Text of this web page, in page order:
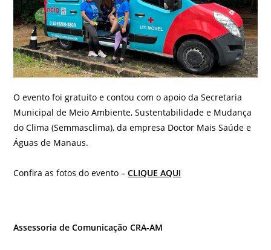
O evento foi gratuito e contou com o apoio da Secretaria
Municipal de Meio Ambiente, Sustentabilidade e Mudança
do Clima (Semmasclima), da empresa Doctor Mais Saúde e
Águas de Manaus.
Confira as fotos do evento –CLIQUE AQUI
Assessoria de Comunicação CRA-AM